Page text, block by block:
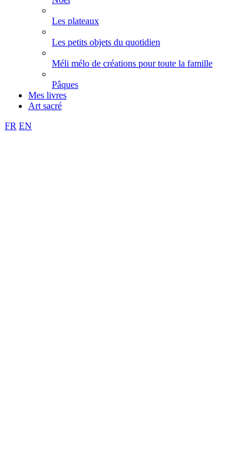
Les plateaux
Les petits objets du quotidien
Méli mélo de créations pour toute la famille
Pâques
Mes livres
Art sacré
FR EN